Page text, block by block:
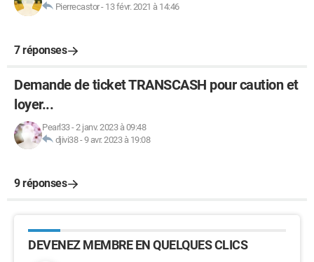
Pierrecastor- 13 févr. 2021 à 14:46
7 réponses
Demande de ticket TRANSCASH pour caution et
loyer...
Pearl33-2 janv. 2023 à 09:48
djivi38-9 avr. 2023 à 19:08
9 réponses
DEVENEZ MEMBRE EN QUELQUES CLICS